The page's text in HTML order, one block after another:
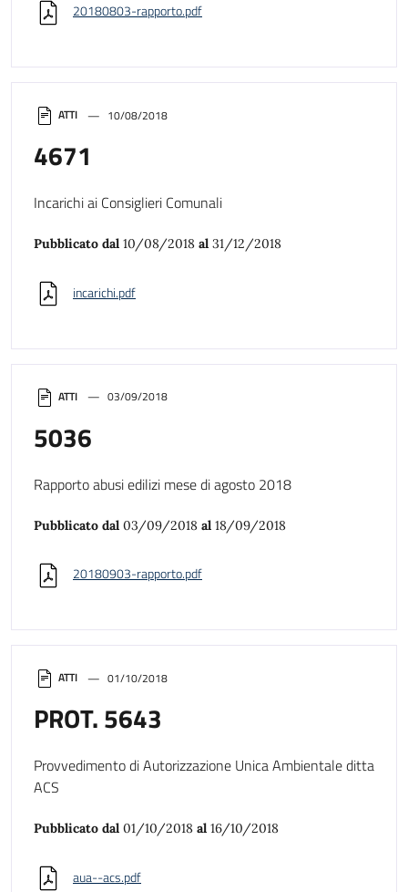
ATTI 01/10/2018
PROT. 5643
Provvedimento di Autorizzazione Unica Ambientale ditta
ACS
Pubblicato dal 01/10/2018 al 16/10/2018
aua--acs.pdf
ATTI 03/09/2018
5036
Rapporto abusi edilizi mese di agosto 2018
Pubblicato dal 03/09/2018 al 18/09/2018
20180903-rapporto.pdf
ATTI 10/08/2018
4671
Incarichi ai Consiglieri Comunali
Pubblicato dal 10/08/2018 al 31/12/2018
incarichi.pdf
20180803-rapporto.pdf